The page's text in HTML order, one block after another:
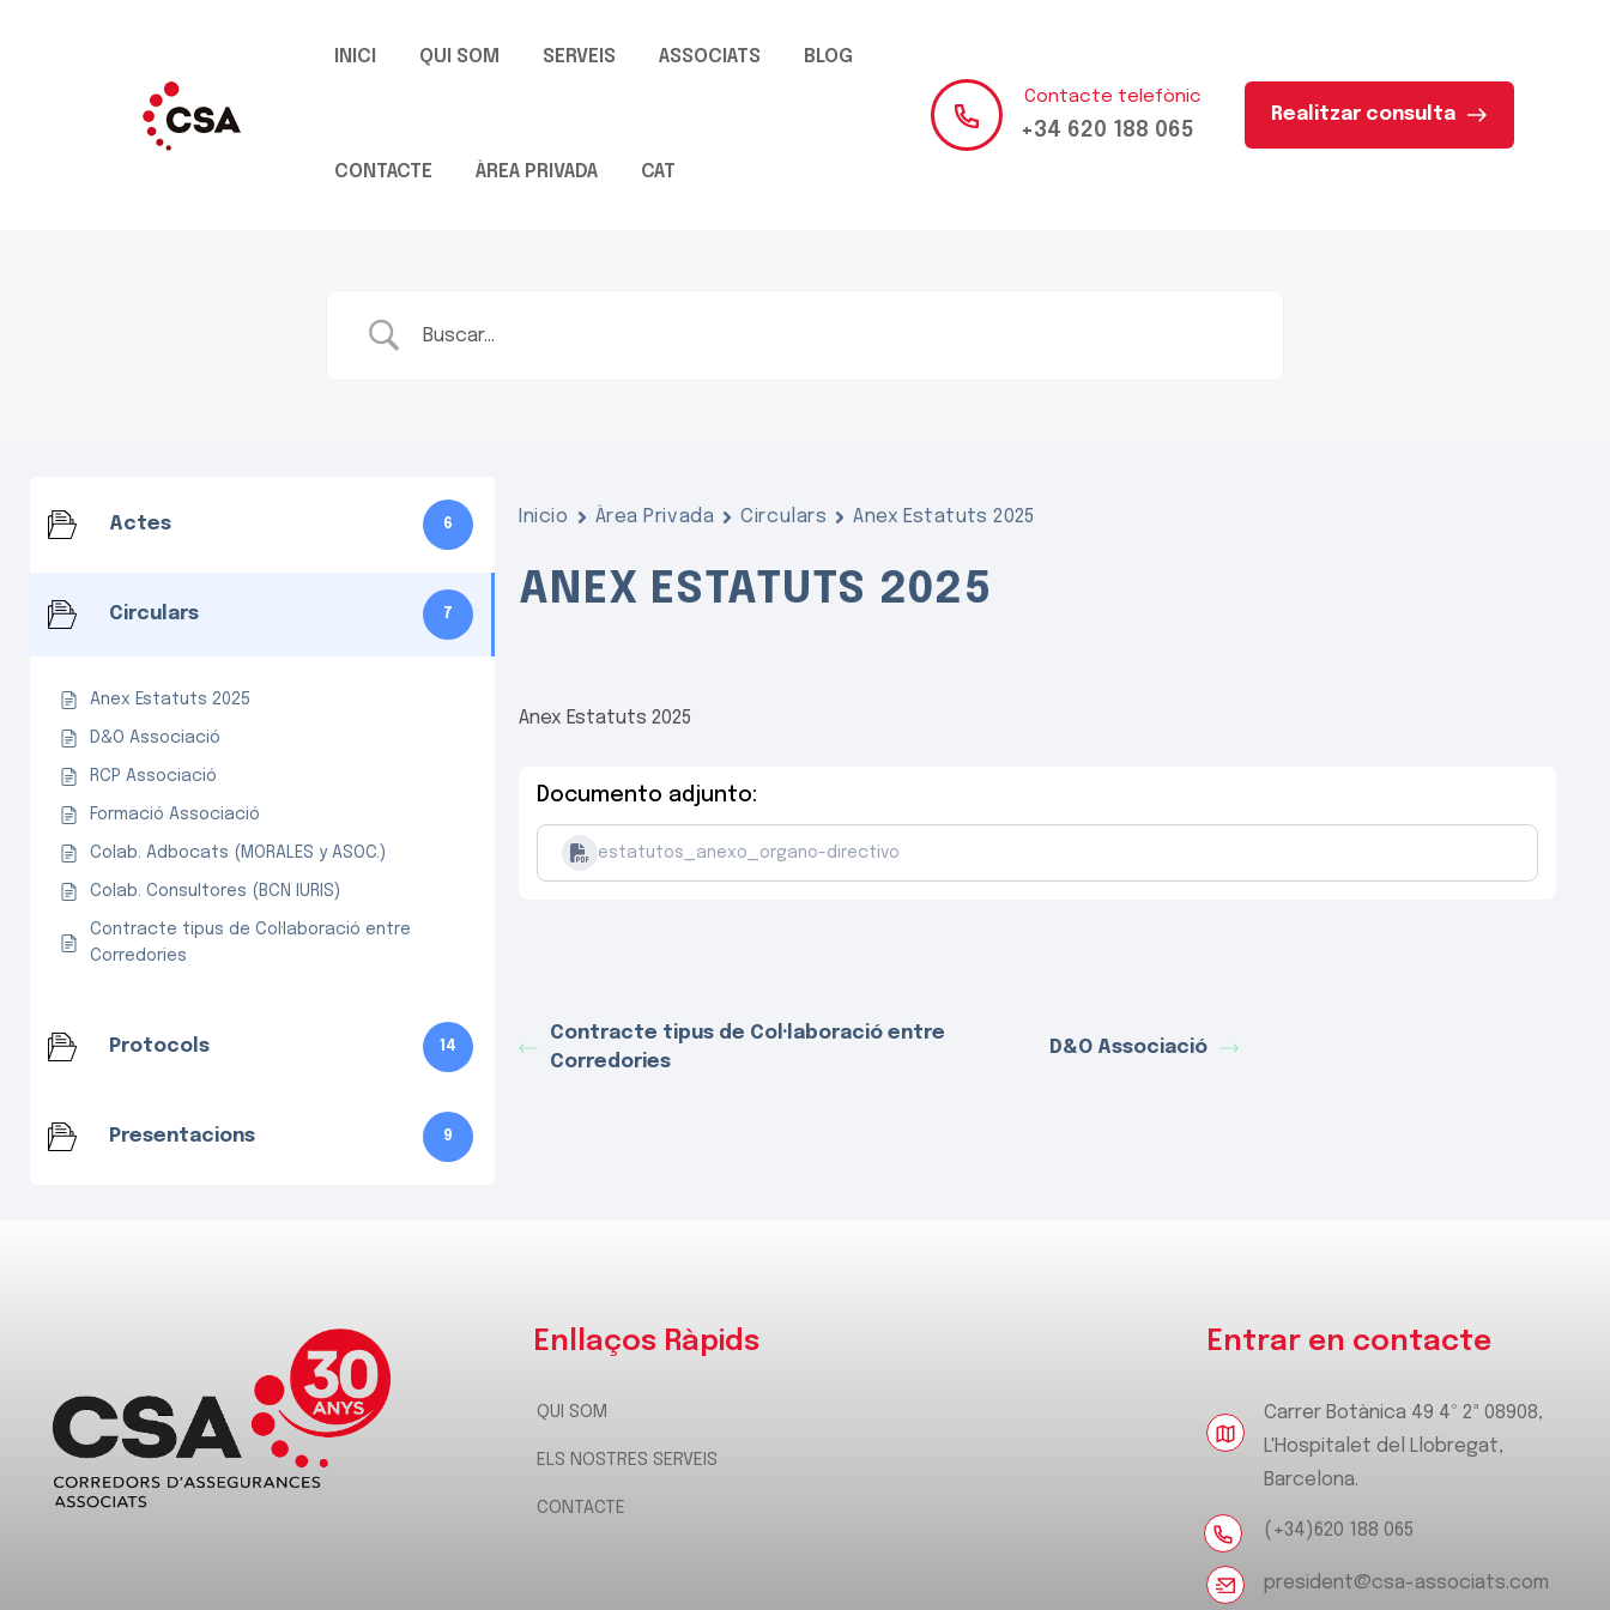
INICI QUI SOM SERVEIS ASSOCIATS BLOG
CONTACTE ÀREA PRIVADA CAT
Contacte telefònic
+34 620 188 065
Realitzar consulta
Actes 6
Circulars 7
Anex Estatuts 2025
D&O Associació
RCP Associació
Formació Associació
Colab. Adbocats (MORALES y ASOC.)
Colab. Consultores (BCN IURIS)
Contracte tipus de Col·laboració entre
Corredories
Protocols 14
Presentacions 9
Inicio Àrea Privada Circulars Anex Estatuts 2025
ANEX ESTATUTS 2025
Anex Estatuts 2025
Documento adjunto:
estatutos_anexo_organo-directivo
Contracte tipus de Col·laboració entre
Corredories
D&O Associació
Enllaços Ràpids
QUI SOM
ELS NOSTRES SERVEIS
CONTACTE
Entrar en contacte
Carrer Botànica 49 4º 2ª 08908,
L'Hospitalet del Llobregat,
Barcelona.
(+34)620 188 065
president@csa-associats.com